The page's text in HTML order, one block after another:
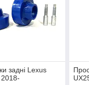
задні Lexus